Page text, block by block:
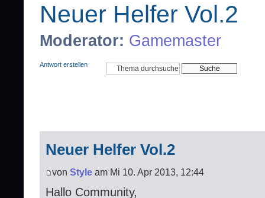
Neuer Helfer Vol.2
Moderator: Gamemaster
Antwort erstellen
Neuer Helfer Vol.2
von Style am Mi 10. Apr 2013, 12:44
Hallo Community,